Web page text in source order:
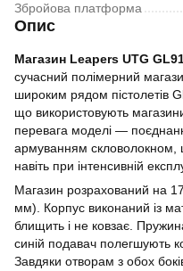
Збройова платформа
Опис
Магазин Leapers UTG
сучасний полімерний
широким рядом пістолетів
що використовують
перевага моделі —
армуванням скловолокном,
навіть при інтенсивній
Магазин розрахований на
мм). Корпус виконаний із
блищить і не ковзає.
синій подавач полегшують
Завдяки отворам з обох